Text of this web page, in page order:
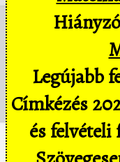
Legújabb
Címkézés
és